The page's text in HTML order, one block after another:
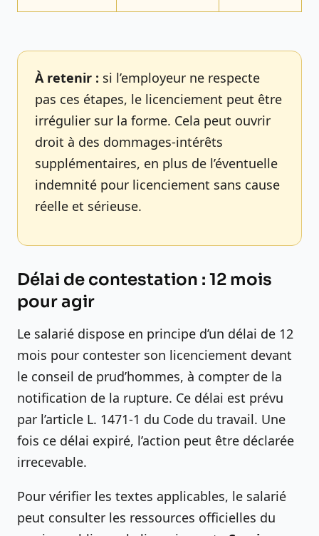
À retenir : si l’employeur ne respecte
pas ces étapes, le licenciement peut être
irrégulier sur la forme. Cela peut ouvrir
droit à des dommages-intérêts
supplémentaires, en plus de l’éventuelle
indemnité pour licenciement sans cause
réelle et sérieuse.
Délai de contestation : 12 mois
pour agir
Le salarié dispose en principe d’un délai de 12
mois pour contester son licenciement devant
le conseil de prud’hommes, à compter de la
notification de la rupture. Ce délai est prévu
par l’article L. 1471-1 du Code du travail. Une
fois ce délai expiré, l’action peut être déclarée
irrecevable.
Pour vérifier les textes applicables, le salarié
peut consulter les ressources officielles du